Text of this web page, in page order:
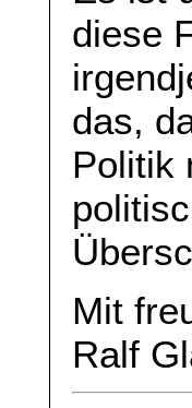
diese
das,
Politik
Mit
Ralf